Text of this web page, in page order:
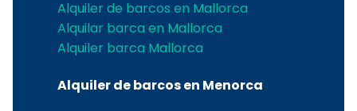
Alquiler de barcos en Mallorca
Alquilar barca en Mallorca
Alquiler barca Mallorca
Alquiler de barcos en Menorca